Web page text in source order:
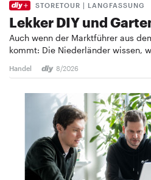
STORETOUR | LANGFASSUNG
Lekker DIY und
Auch wenn der Marktführer aus
kommt: Die Niederländer wissen,
Handel 8/2026